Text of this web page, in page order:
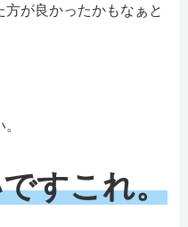
が良かったかもなぁと
すこれ。